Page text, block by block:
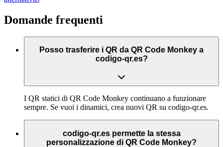
Domande frequenti
Posso trasferire i QR da QR Code Monkey a
codigo-qr.es?
I QR statici di QR Code Monkey continuano a funzionare
sempre. Se vuoi i dinamici, crea nuovi QR su codigo-qr.es.
codigo-qr.es permette la stessa
personalizzazione di QR Code Monkey?